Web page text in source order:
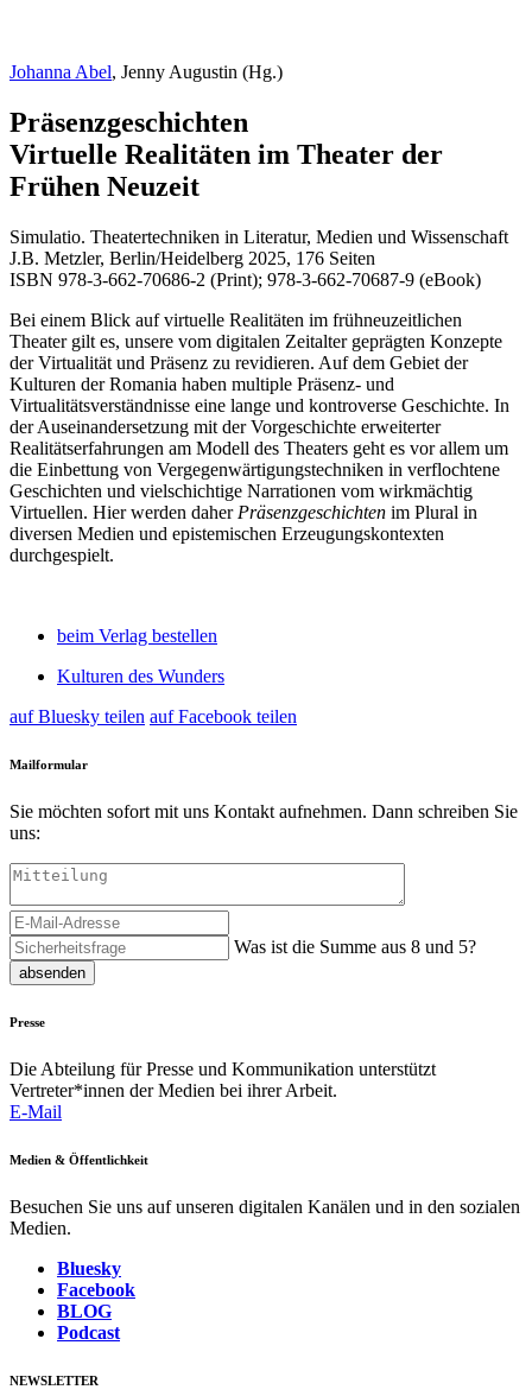
Johanna Abel, Jenny Augustin (Hg.)
Präsenzgeschichten
Virtuelle Realitäten im Theater der
Frühen Neuzeit
Simulatio. Theatertechniken in Literatur, Medien und Wissenschaft
J.B. Metzler, Berlin/Heidelberg 2025, 176 Seiten
ISBN 978-3-662-70686-2 (Print); 978-3-662-70687-9 (eBook)
Bei einem Blick auf virtuelle Realitäten im frühneuzeitlichen
Theater gilt es, unsere vom digitalen Zeitalter geprägten Konzepte
der Virtualität und Präsenz zu revidieren. Auf dem Gebiet der
Kulturen der Romania haben multiple Präsenz- und
Virtualitätsverständnisse eine lange und kontroverse Geschichte. In
der Auseinandersetzung mit der Vorgeschichte erweiterter
Realitätserfahrungen am Modell des Theaters geht es vor allem um
die Einbettung von Vergegenwärtigungstechniken in verflochtene
Geschichten und vielschichtige Narrationen vom wirkmächtig
Virtuellen. Hier werden daher Präsenzgeschichten im Plural in
diversen Medien und epistemischen Erzeugungskontexten
durchgespielt.
beim Verlag bestellen
Kulturen des Wunders
auf Bluesky teilen auf Facebook teilen
Mailformular
Sie möchten sofort mit uns Kontakt aufnehmen. Dann schreiben Sie
uns:
Was ist die Summe aus 8 und 5?
absenden
Presse
Die Abteilung für Presse und Kommunikation unterstützt
Vertreter*innen der Medien bei ihrer Arbeit.
E-Mail
Medien & Öffentlichkeit
Besuchen Sie uns auf unseren digitalen Kanälen und in den sozialen
Medien.
Bluesky
Facebook
BLOG
Podcast
NEWSLETTER